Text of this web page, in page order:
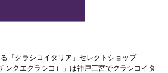
「クラシコイタリア」セレクトショップ
クエクラシコ）」は神戸三宮でクラシコイタ